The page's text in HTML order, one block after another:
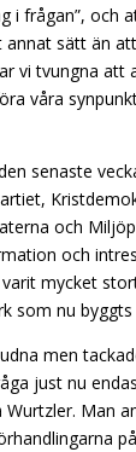
i frågan”, och
sätt än
vi tvungna att
våra
senaste
och
och
mycket
som nu byggts
men
just nu
Wurtzler. Man